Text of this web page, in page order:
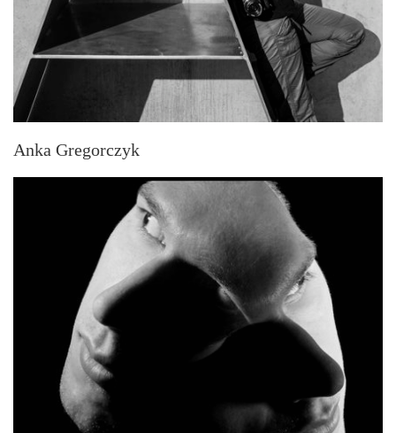
Anka Gregorczyk